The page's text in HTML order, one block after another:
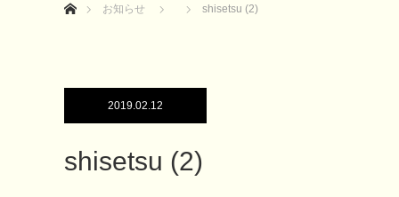
お知らせ
shisetsu (2)
2019.02.12
shisetsu (2)